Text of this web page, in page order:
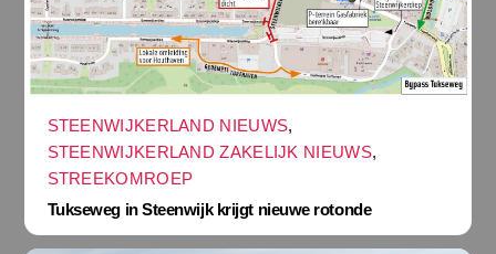
STEENWIJKERLAND NIEUWS,
STEENWIJKERLAND ZAKELIJK NIEUWS,
STREEKOMROEP
Tukseweg in Steenwijk krijgt nieuwe rotonde